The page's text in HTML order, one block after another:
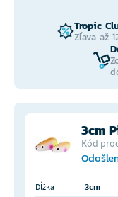
Tropic
Zľava až
3cm
Kód
Dĺžka 3cm